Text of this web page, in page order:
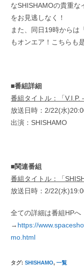
なSHISHAMOの貴重な
をお見逃しなく！
また、同日19時からは
もオンエア！こちらも
■番組詳細
番組タイトル：「
放送日時：2/22(水
出演：SHISHAMO
■関連番組
番組タイトル：「
放送日時：2/22(水
全ての詳細は番組HPへ
→ https://
mo.html
タグ:SHISHAMO, 一覧